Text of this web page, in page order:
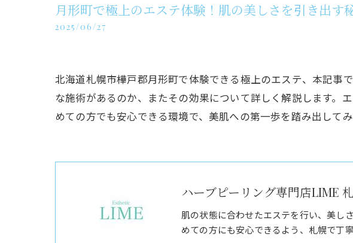
月形町で極上のエステ体験！肌の美しさを引き出す
2025/06/27
北海道札幌市樺戸郡月形町で体験できる極上のエステ、本記事
な施術があるのか、またその効果について詳しく解説します。
めての方でも安心できる環境で、美肌への第一歩を踏み出して
ハーブピーリング専門店LIME
肌の状態に合わせたエステを行い、美し
めての方にも安心できるよう、札幌で丁